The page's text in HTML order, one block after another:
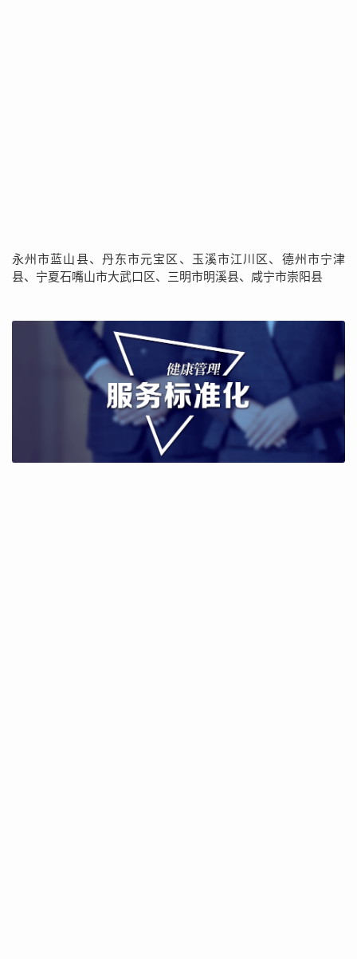
永州市蓝山县、丹东市元宝区、玉溪市江川区、德州市宁津
县、宁夏石嘴山市大武口区、三明市明溪县、咸宁市崇阳县